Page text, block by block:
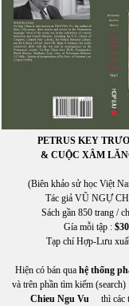
PETRUS KEY
& CUỘC XÂM
(Biên khảo sử học Việt
Tác giả VŨ NGỰ
Sách gần 850 trang /
Gía mỗi tập :
Tạp chí Hợp-Lưu
Hiện có bán qua hệ thống
và trên phần tìm kiếm
Chieu Ngu Vu thì các